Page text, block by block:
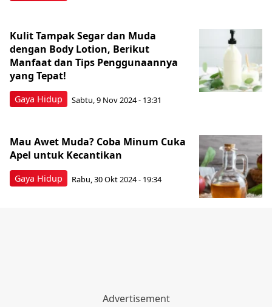
Gaya Hidup
Kulit Tampak Segar dan Muda
dengan Body Lotion, Berikut
Manfaat dan Tips Penggunaannya
yang Tepat!
Sabtu, 9 Nov 2024 - 13:31
Gaya Hidup
Mau Awet Muda? Coba Minum Cuka
Apel untuk Kecantikan
Rabu, 30 Okt 2024 - 19:34